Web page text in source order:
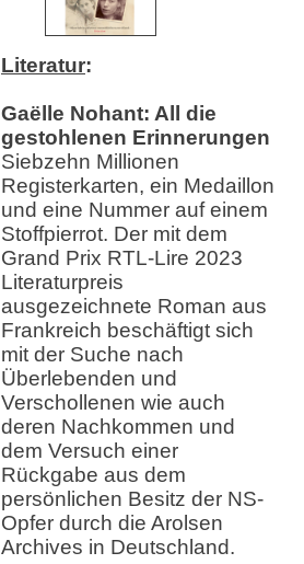
Literatur:
Gaëlle Nohant: All die
gestohlenen Erinnerungen
Siebzehn Millionen
Registerkarten, ein Medaillon
und eine Nummer auf einem
Stoffpierrot. Der mit dem
Grand Prix RTL-Lire 2023
Literaturpreis
ausgezeichnete Roman aus
Frankreich beschäftigt sich
mit der Suche nach
Überlebenden und
Verschollenen wie auch
deren Nachkommen und
dem Versuch einer
Rückgabe aus dem
persönlichen Besitz der NS-
Opfer durch die Arolsen
Archives in Deutschland.